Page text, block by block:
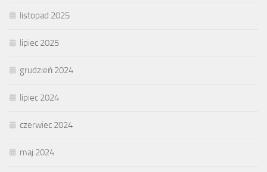
listopad 2025
lipiec 2025
grudzień 2024
lipiec 2024
czerwiec 2024
maj 2024